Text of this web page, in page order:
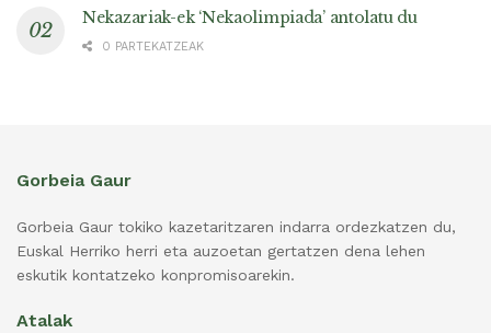
Nekazariak-ek ‘Nekaolimpiada’ antolatu du
0 PARTEKATZEAK
Gorbeia Gaur
Gorbeia Gaur tokiko kazetaritzaren indarra ordezkatzen du,
Euskal Herriko herri eta auzoetan gertatzen dena lehen
eskutik kontatzeko konpromisoarekin.
Atalak